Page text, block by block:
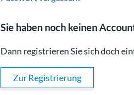
Sie haben noch keinen
Dann registrieren Sie sich doch
Zur Registrierung